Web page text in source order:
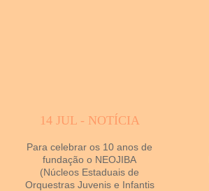
14 JUL - NOTÍCIA
Para celebrar os 10 anos de
fundação o NEOJIBA
(Núcleos Estaduais de
Orquestras Juvenis e Infantis